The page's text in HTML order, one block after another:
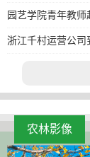
园艺学院青年教
浙江千村运营公司
农林影像